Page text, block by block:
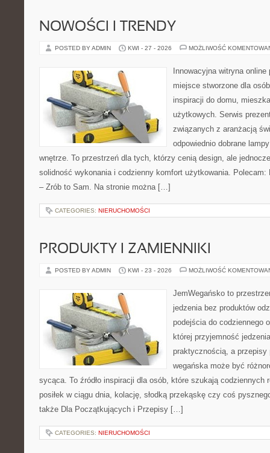
NOWOŚCI I TRENDY
POSTED BY ADMIN KWI - 27 - 2026 MOŻLIWOŚĆ
Innowacyjna witryna
miejsce stworzone dla
inspiracji do domu,
użytkowych. Serwis
związanych z aranżacją
odpowiednio dobrane
wnętrze. To przestrzeń dla tych, którzy cenią design, ale
solidność wykonania i codzienny komfort użytkowania. Polecam:
– Zrób to Sam. Na stronie można […]
CATEGORIES: NIERUCHOMOŚCI
PRODUKTY I ZAMIENNIKI
POSTED BY ADMIN KWI - 23 - 2026 MOŻLIWOŚĆ
JemWegańsko to
jedzenia bez produktów
podejścia do codziennego
której przyjemność
praktycznością, a przepisy
wegańska może być
sycąca. To źródło inspiracji dla osób, które szukają codziennych
posiłek w ciągu dnia, kolację, słodką przekąskę czy coś
także Dla Początkujących i Przepisy […]
CATEGORIES: NIERUCHOMOŚCI